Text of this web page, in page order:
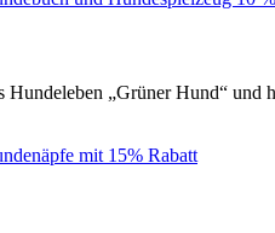
Hundeleben „Grüner Hund“ und